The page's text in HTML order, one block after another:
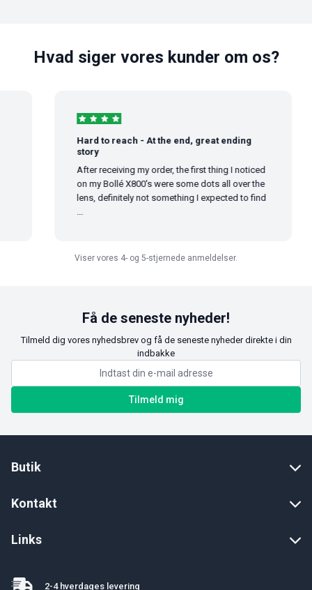
Hvad siger vores kunder om os?
Hard to reach - At the end, great ending
story
After receiving my order, the first thing I noticed
on my Bollé X800's were some dots all over the
lens, definitely not something I expected to find
Viser vores 4- og 5-stjernede anmeldelser.
Få de seneste nyheder!
Tilmeld dig vores nyhedsbrev og få de seneste nyheder direkte i din
indbakke
Tilmeld mig
Butik
Kontakt
Links
2-4 hverdages levering